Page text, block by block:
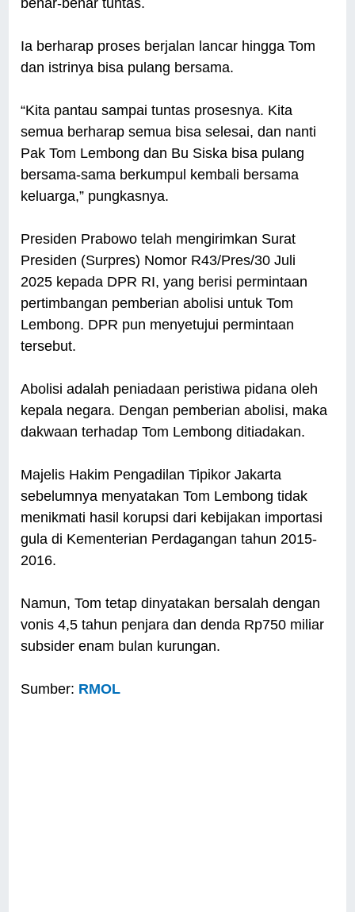
benar-benar tuntas.
Ia berharap proses berjalan lancar hingga Tom
dan istrinya bisa pulang bersama.
“Kita pantau sampai tuntas prosesnya. Kita
semua berharap semua bisa selesai, dan nanti
Pak Tom Lembong dan Bu Siska bisa pulang
bersama-sama berkumpul kembali bersama
keluarga,” pungkasnya.
Presiden Prabowo telah mengirimkan Surat
Presiden (Surpres) Nomor R43/Pres/30 Juli
2025 kepada DPR RI, yang berisi permintaan
pertimbangan pemberian abolisi untuk Tom
Lembong. DPR pun menyetujui permintaan
tersebut.
Abolisi adalah peniadaan peristiwa pidana oleh
kepala negara. Dengan pemberian abolisi, maka
dakwaan terhadap Tom Lembong ditiadakan.
Majelis Hakim Pengadilan Tipikor Jakarta
sebelumnya menyatakan Tom Lembong tidak
menikmati hasil korupsi dari kebijakan importasi
gula di Kementerian Perdagangan tahun 2015-
2016.
Namun, Tom tetap dinyatakan bersalah dengan
vonis 4,5 tahun penjara dan denda Rp750 miliar
subsider enam bulan kurungan.
Sumber: RMOL